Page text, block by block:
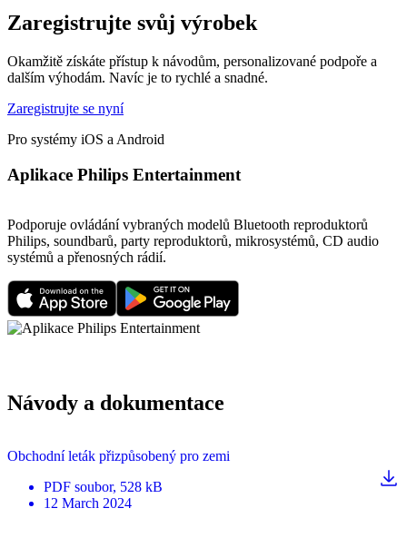
Zaregistrujte svůj výrobek
Okamžitě získáte přístup k návodům, personalizované podpoře a
dalším výhodám. Navíc je to rychlé a snadné.
Zaregistrujte se nyní
Pro systémy iOS a Android
Aplikace Philips Entertainment
Podporuje ovládání vybraných modelů Bluetooth reproduktorů
Philips, soundbarů, party reproduktorů, mikrosystémů, CD audio
systémů a přenosných rádií.
Návody a dokumentace
Obchodní leták přizpůsobený pro zemi
PDF soubor, 528 kB
12 March 2024